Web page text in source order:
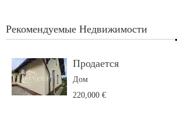
Рекомендуемые Недвижимости
Продается
Дом
220,000 €